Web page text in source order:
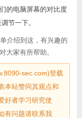
的电脑屏幕的对比度
节一下。
介绍到这，有兴趣的
大家有所帮助。
sec.com)登载
本站赞同其观点和
好者学习研究使
有问题请联系我